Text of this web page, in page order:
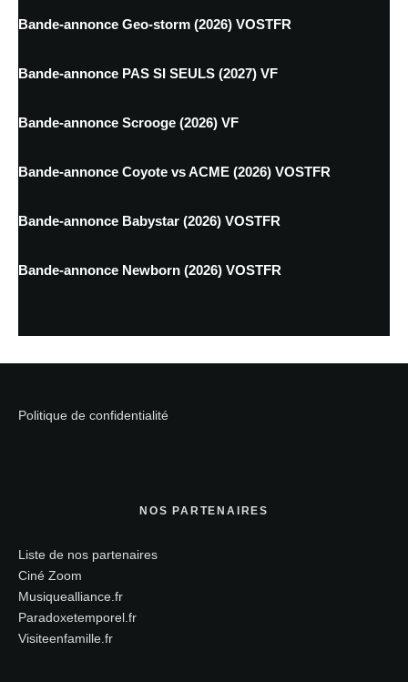
Bande-annonce Geo-storm (2026) VOSTFR
Bande-annonce PAS SI SEULS (2027) VF
Bande-annonce Scrooge (2026) VF
Bande-annonce Coyote vs ACME (2026) VOSTFR
Bande-annonce Babystar (2026) VOSTFR
Bande-annonce Newborn (2026) VOSTFR
Politique de confidentialité
NOS PARTENAIRES
Liste de nos partenaires
Ciné Zoom
Musiquealliance.fr
Paradoxetemporel.fr
Visiteenfamille.fr